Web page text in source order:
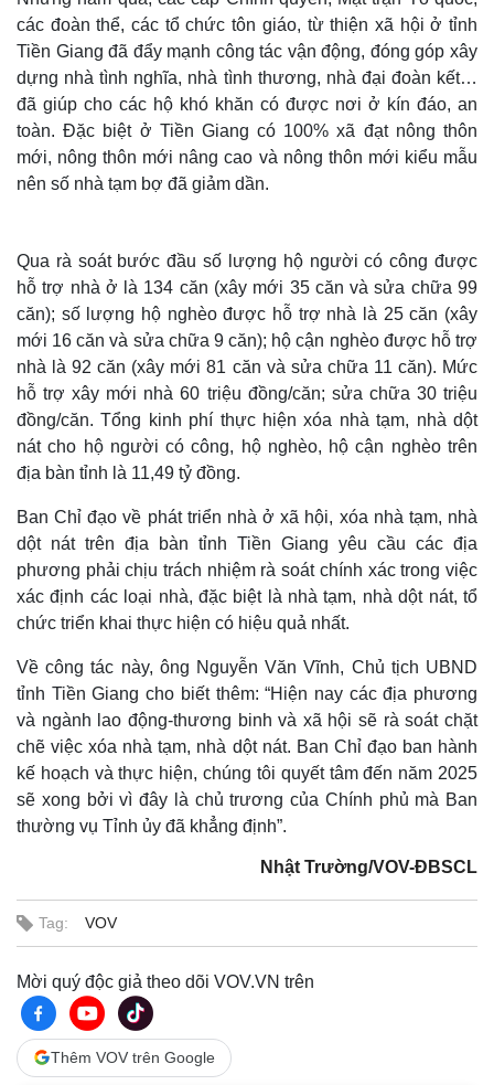
Thế giới
Quan sát
Cuộc sống đó đây
Hồ sơ
Multimedia
Video
Ảnh
E-Magazine
Infographic
các đoàn thể, các tổ chức tôn giáo, từ thiện xã hội ở tỉnh
Tiền Giang đã đẩy mạnh công tác vận động, đóng góp xây
dựng nhà tình nghĩa, nhà tình thương, nhà đại đoàn kết…
đã giúp cho các hộ khó khăn có được nơi ở kín đáo, an
toàn. Đặc biệt ở Tiền Giang có 100% xã đạt nông thôn
mới, nông thôn mới nâng cao và nông thôn mới kiểu mẫu
nên số nhà tạm bợ đã giảm dần.
Qua rà soát bước đầu số lượng hộ người có công được
hỗ trợ nhà ở là 134 căn (xây mới 35 căn và sửa chữa 99
căn); số lượng hộ nghèo được hỗ trợ nhà là 25 căn (xây
mới 16 căn và sửa chữa 9 căn); hộ cận nghèo được hỗ trợ
nhà là 92 căn (xây mới 81 căn và sửa chữa 11 căn). Mức
hỗ trợ xây mới nhà 60 triệu đồng/căn; sửa chữa 30 triệu
đồng/căn. Tổng kinh phí thực hiện xóa nhà tạm, nhà dột
nát cho hộ người có công, hộ nghèo, hộ cận nghèo trên
địa bàn tỉnh là 11,49 tỷ đồng.
Ban Chỉ đạo về phát triển nhà ở xã hội, xóa nhà tạm, nhà
dột nát trên địa bàn tỉnh Tiền Giang yêu cầu các địa
phương phải chịu trách nhiệm rà soát chính xác trong việc
xác định các loại nhà, đặc biệt là nhà tạm, nhà dột nát, tổ
chức triển khai thực hiện có hiệu quả nhất.
Về công tác này, ông Nguyễn Văn Vĩnh, Chủ tịch UBND
tỉnh Tiền Giang cho biết thêm: “Hiện nay các địa phương
và ngành lao động-thương binh và xã hội sẽ rà soát chặt
chẽ việc xóa nhà tạm, nhà dột nát. Ban Chỉ đạo ban hành
kế hoạch và thực hiện, chúng tôi quyết tâm đến năm 2025
sẽ xong bởi vì đây là chủ trương của Chính phủ mà Ban
thường vụ Tỉnh ủy đã khẳng định”.
Nhật Trường/VOV-ĐBSCL
Tag: VOV
Mời quý độc giả theo dõi VOV.VN trên
Thêm VOV trên Google